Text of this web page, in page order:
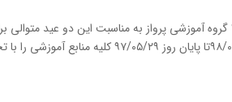
خم در مرداد ماه سال ۱۳۹۸ گروه آموزشی پرواز به مناسبت این دو عید
داوطلبان و متقضیان این امکان را فراهم کرده است که از تاریخ ۹۸/۰۵/۲۱تا پایان روز ۹۷/